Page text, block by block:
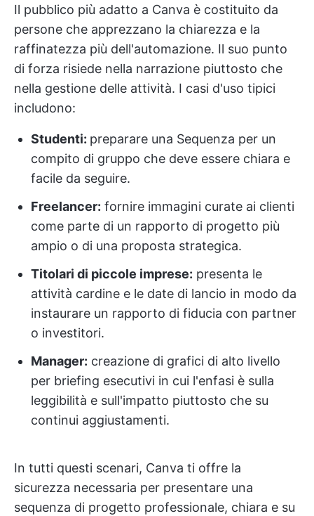
Il pubblico più adatto a Canva è costituito da
persone che apprezzano la chiarezza e la
raffinatezza più dell'automazione. Il suo punto
di forza risiede nella narrazione piuttosto che
nella gestione delle attività. I casi d'uso tipici
includono:
Studenti: preparare una Sequenza per un
compito di gruppo che deve essere chiara e
facile da seguire.
Freelancer: fornire immagini curate ai clienti
come parte di un rapporto di progetto più
ampio o di una proposta strategica.
Titolari di piccole imprese: presenta le
attività cardine e le date di lancio in modo da
instaurare un rapporto di fiducia con partner
o investitori.
Manager: creazione di grafici di alto livello
per briefing esecutivi in cui l'enfasi è sulla
leggibilità e sull'impatto piuttosto che su
continui aggiustamenti.
In tutti questi scenari, Canva ti offre la
sicurezza necessaria per presentare una
sequenza di progetto professionale, chiara e su